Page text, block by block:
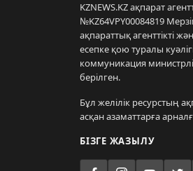
KZNEWS.KZ ақпарат
№KZ64VPY00084819
ақпараттық агенттікті
есепке қою туралы
коммуникация
берілген.
Бұл желілік ресурстың
асқан азаматтарға
БІЗГЕ ЖАЗЫЛУ